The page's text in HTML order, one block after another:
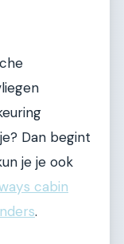
Dan begint
je je ook
cabin
.